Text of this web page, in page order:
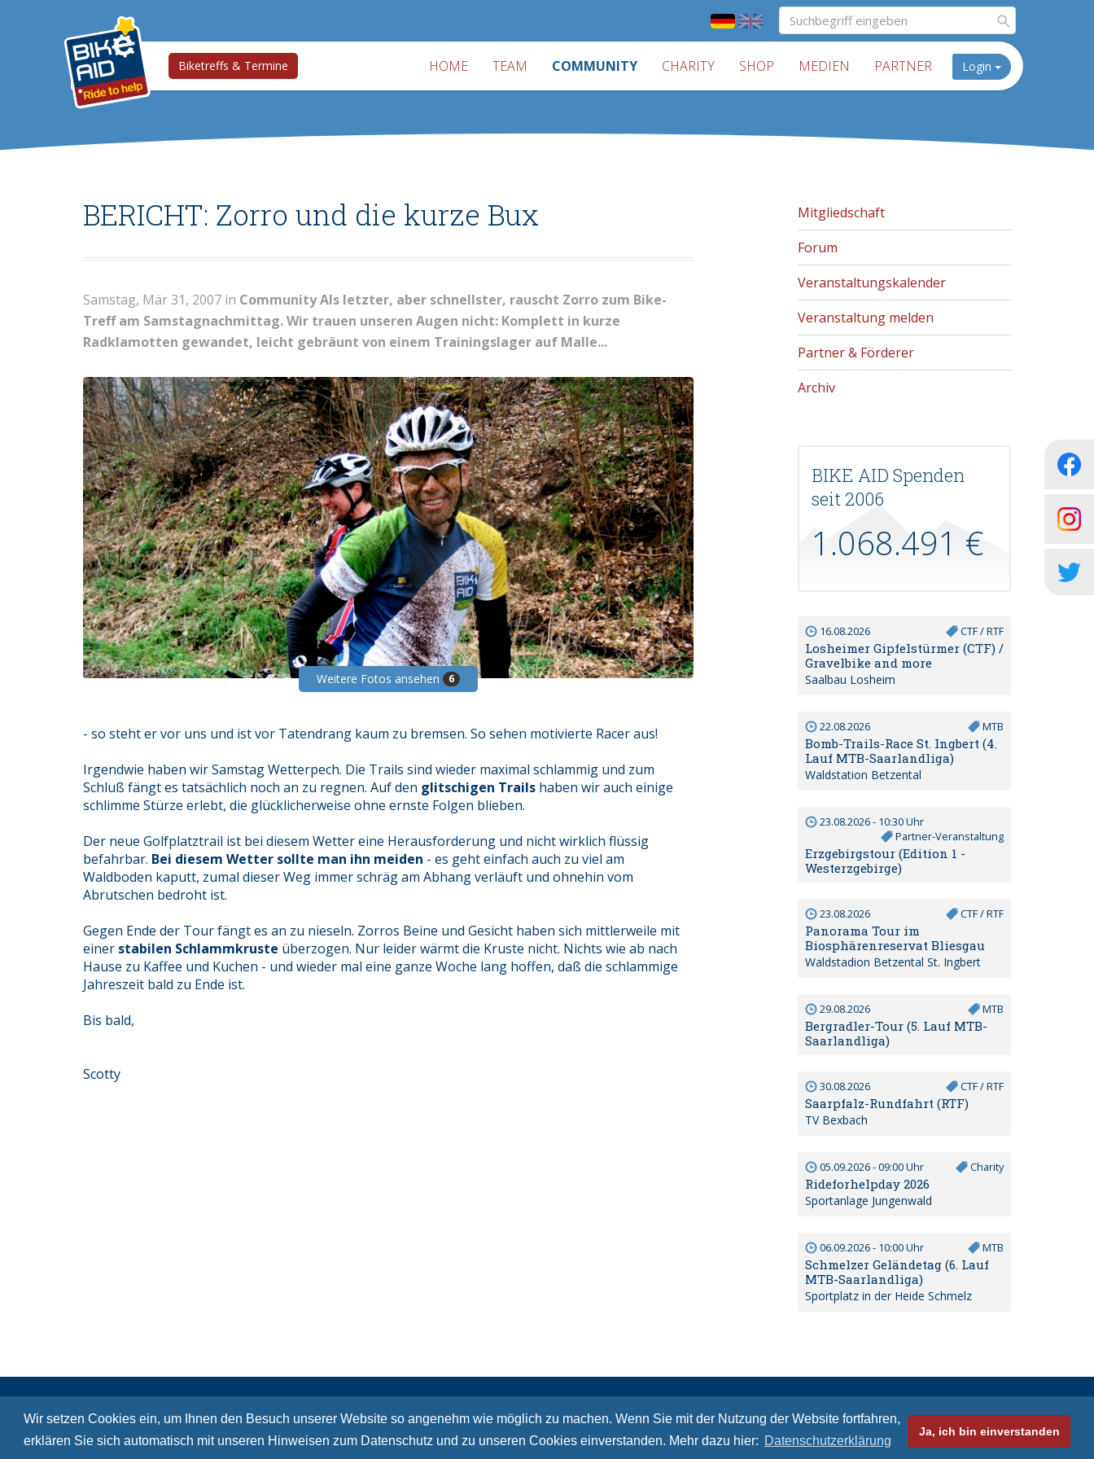
Wir setzen Cookies ein, um Ihnen den Besuch unserer Website so angenehm wie möglich zu machen. Wenn Sie mit der Nutzung der Website fortfahren,
erklären Sie sich automatisch mit unseren Hinweisen zum Datenschutz und zu unseren Cookies einverstanden. Mehr dazu hier: Datenschutzerklärung
Ja, ich bin einverstanden
Biketreffs & Termine HOME TEAM COMMUNITY CHARITY SHOP MEDIEN PARTNER Login
BERICHT: Zorro und die kurze Bux
Samstag, Mär 31, 2007 in CommunityAls letzter, aber schnellster, rauscht Zorro zum Bike-
Treff am Samstagnachmittag. Wir trauen unseren Augen nicht: Komplett in kurze
Radklamotten gewandet, leicht gebräunt von einem Trainingslager auf Malle...
Weitere Fotos ansehen 6
- so steht er vor uns und ist vor Tatendrang kaum zu bremsen. So sehen motivierte Racer aus!
Irgendwie haben wir Samstag Wetterpech. Die Trails sind wieder maximal schlammig und zum
Schluß fängt es tatsächlich noch an zu regnen. Auf den glitschigen Trails haben wir auch einige
schlimme Stürze erlebt, die glücklicherweise ohne ernste Folgen blieben.
Der neue Golfplatztrail ist bei diesem Wetter eine Herausforderung und nicht wirklich flüssig
befahrbar. Bei diesem Wetter sollte man ihn meiden - es geht einfach auch zu viel am
Waldboden kaputt, zumal dieser Weg immer schräg am Abhang verläuft und ohnehin vom
Abrutschen bedroht ist.
Gegen Ende der Tour fängt es an zu nieseln. Zorros Beine und Gesicht haben sich mittlerweile mit
einer stabilen Schlammkruste überzogen. Nur leider wärmt die Kruste nicht. Nichts wie ab nach
Hause zu Kaffee und Kuchen - und wieder mal eine ganze Woche lang hoffen, daß die schlammige
Jahreszeit bald zu Ende ist.
Bis bald,
Scotty
Mitgliedschaft
Forum
Veranstaltungskalender
Veranstaltung melden
Partner & Förderer
Archiv
BIKE AID Spenden
seit 2006
1.068.491 €
16.08.2026 CTF / RTF
Losheimer Gipfelstürmer (CTF) /
Gravelbike and more
Saalbau Losheim
22.08.2026 MTB
Bomb-Trails-Race St. Ingbert (4.
Lauf MTB-Saarlandliga)
Waldstation Betzental
23.08.2026 - 10:30 Uhr
Partner-Veranstaltung
Erzgebirgstour (Edition 1 -
Westerzgebirge)
23.08.2026 CTF / RTF
Panorama Tour im
Biosphärenreservat Bliesgau
Waldstadion Betzental St. Ingbert
29.08.2026 MTB
Bergradler-Tour (5. Lauf MTB-
Saarlandliga)
30.08.2026 CTF / RTF
Saarpfalz-Rundfahrt (RTF)
TV Bexbach
05.09.2026 - 09:00 Uhr Charity
Rideforhelpday 2026
Sportanlage Jungenwald
06.09.2026 - 10:00 Uhr MTB
Schmelzer Geländetag (6. Lauf
MTB-Saarlandliga)
Sportplatz in der Heide Schmelz
© Bikeaid 2026